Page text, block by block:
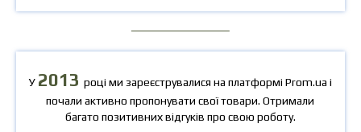
У 2013 році ми зареєструвалися на платформі Prom.ua і
почали активно пропонувати свої товари. Отримали
багато позитивних відгуків про свою роботу.